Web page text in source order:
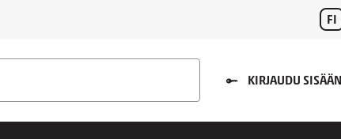
FI
KIRJAUDU SISÄÄN